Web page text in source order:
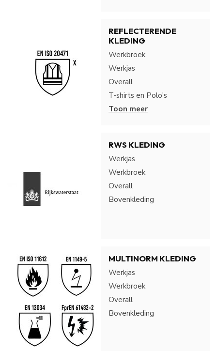
REFLECTERENDE
KLEDING
Werkbroek
Werkjas
Overall
T-shirts en Polo's
Toon meer
RWS KLEDING
Werkjas
Werkbroek
Overall
Bovenkleding
MULTINORM KLEDING
Werkjas
Werkbroek
Overall
Bovenkleding